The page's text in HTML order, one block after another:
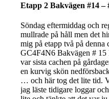
Etapp 2 Bakvägen #14 –
Söndag eftermiddag och
mullrade på håll men det
mig på etapp två på
GC4F4N6 Bakvägen #
var sista cachen på
en kurvig skön
… och här tog det lite tid.
jag läste tidigare loggar